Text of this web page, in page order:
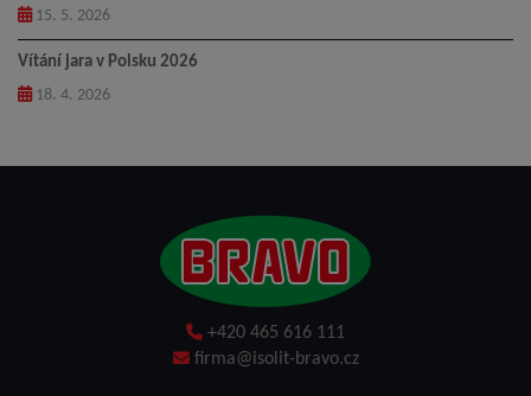
15. 5. 2026
Vítání jara v Polsku 2026
18. 4. 2026
+420 465 616 111
firma@isolit-bravo.cz